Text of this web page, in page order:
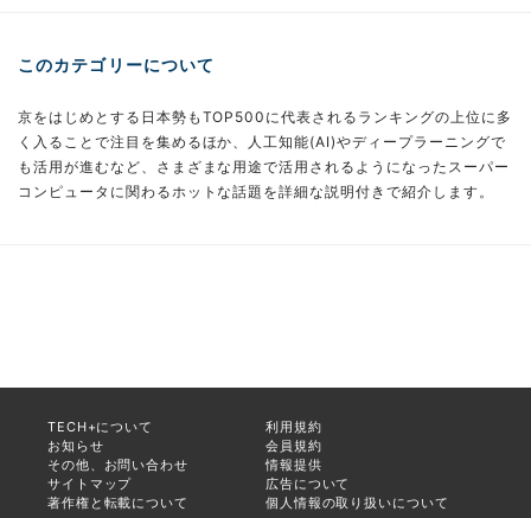
このカテゴリーについて
京をはじめとする日本勢もTOP500に代表されるランキングの上位に多
く入ることで注目を集めるほか、人工知能(AI)やディープラーニングで
も活用が進むなど、さまざまな用途で活用されるようになったスーパー
コンピュータに関わるホットな話題を詳細な説明付きで紹介します。
TECH+について
利用規約
お知らせ
会員規約
その他、お問い合わせ
情報提供
サイトマップ
広告について
著作権と転載について
個人情報の取り扱いについて